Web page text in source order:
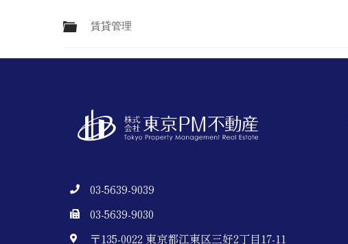
賃貸管理
03-5639-9039
03-5639-9030
〒135-0022 東京都江東区三好2丁目17-11